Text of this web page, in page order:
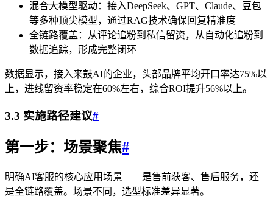
混合大模型驱动：接入DeepSeek、GPT、Claude、豆包
等多种顶尖模型，通过RAG技术确保回复精准度
全链路覆盖：从评论追粉到私信留资，从自动化追粉到
数据追踪，形成完整闭环
数据显示，接入来鼓AI的企业，头部品牌平均开口率达75%以
上，进线留资率稳定在60%左右，综合ROI提升56%以上。
3.3 实施路径建议#
第一步：场景聚焦#
明确AI客服的核心应用场景——是售前获客、售后服务，还
是全链路覆盖。场景不同，选型标准差异显著。